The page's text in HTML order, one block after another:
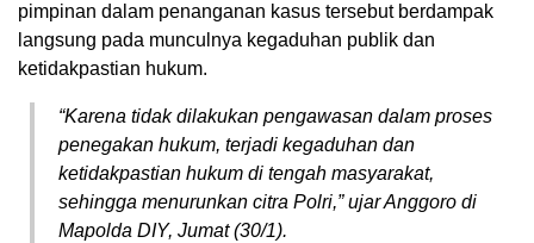
pimpinan dalam penanganan kasus tersebut berdampak
langsung pada munculnya kegaduhan publik dan
ketidakpastian hukum.
“Karena tidak dilakukan pengawasan dalam proses
penegakan hukum, terjadi kegaduhan dan
ketidakpastian hukum di tengah masyarakat,
sehingga menurunkan citra Polri,” ujar Anggoro di
Mapolda DIY, Jumat (30/1).